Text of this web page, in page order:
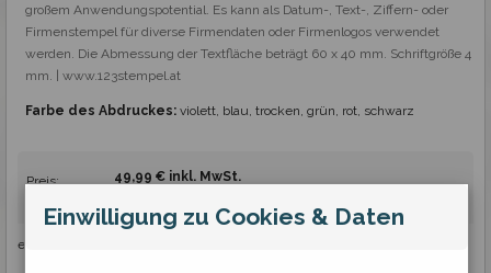
großem Anwendungspotential. Es kann als Datum-, Text-, Ziffern- oder
Firmenstempel für diverse Firmendaten oder Firmenlogos verwendet
werden. Die Abmessung der Textfläche beträgt 60 x 40 mm. Schriftgröße 4
mm. | www.123stempel.at
Farbe des Abdruckes: violett, blau, trocken, grün, rot, schwarz
Preis: 49,99 € inkl. MwSt.
erreichbar:
Einwilligung zu Cookies & Daten